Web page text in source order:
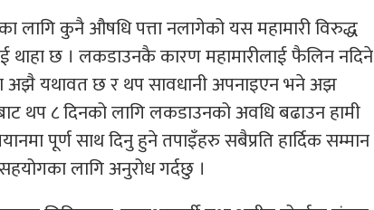
लागि कुनै औषधि पत्ता नलागेको यस महामारी विरुद्ध
थाहा छ । लकडाउनकै कारण महामारीलाई फैलिन नदिने
अझै यथावत छ र थप सावधानी अपनाइएन भने अझ
थप ८ दिनको लागि लकडाउनको अवधि बढाउन हामी
पूर्ण साथ दिनु हुने तपाइँहरु सबैप्रति हार्दिक सम्मान
लागि अनुरोध गर्दछु ।